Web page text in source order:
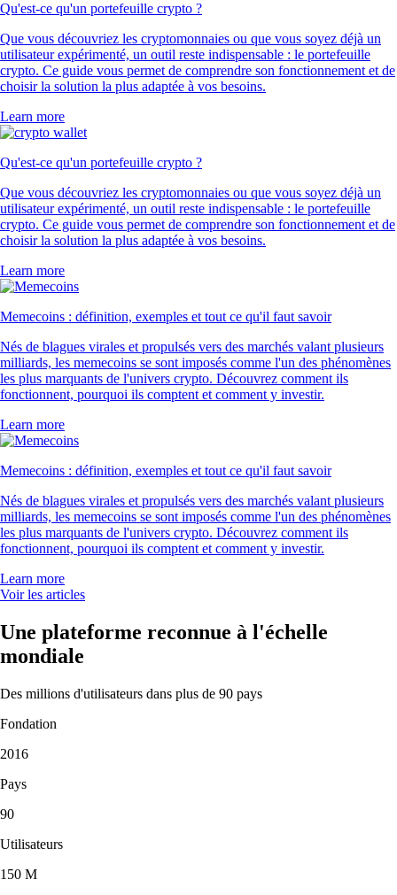
Qu'est-ce qu'un portefeuille crypto ?
Que vous découvriez les cryptomonnaies ou que vous soyez déjà un
utilisateur expérimenté, un outil reste indispensable : le portefeuille
crypto. Ce guide vous permet de comprendre son fonctionnement et de
choisir la solution la plus adaptée à vos besoins.
Learn more
Qu'est-ce qu'un portefeuille crypto ?
Que vous découvriez les cryptomonnaies ou que vous soyez déjà un
utilisateur expérimenté, un outil reste indispensable : le portefeuille
crypto. Ce guide vous permet de comprendre son fonctionnement et de
choisir la solution la plus adaptée à vos besoins.
Learn more
Memecoins : définition, exemples et tout ce qu'il faut savoir
Nés de blagues virales et propulsés vers des marchés valant plusieurs
milliards, les memecoins se sont imposés comme l'un des phénomènes
les plus marquants de l'univers crypto. Découvrez comment ils
fonctionnent, pourquoi ils comptent et comment y investir.
Learn more
Memecoins : définition, exemples et tout ce qu'il faut savoir
Nés de blagues virales et propulsés vers des marchés valant plusieurs
milliards, les memecoins se sont imposés comme l'un des phénomènes
les plus marquants de l'univers crypto. Découvrez comment ils
fonctionnent, pourquoi ils comptent et comment y investir.
Learn more
Voir les articles
Une plateforme reconnue à l'échelle
mondiale
Des millions d'utilisateurs dans plus de 90 pays
Fondation
2016
Pays
90
Utilisateurs
150 M